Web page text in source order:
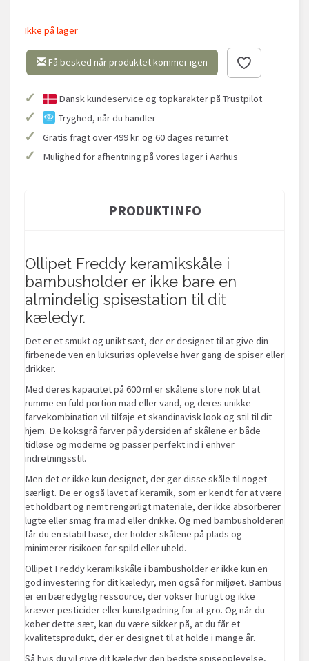
Ikke på lager
Få besked når produktet kommer igen
✓ Dansk kundeservice og topkarakter på Trustpilot
✓ Tryghed, når du handler
✓ Gratis fragt over 499 kr. og 60 dages returret
✓ Mulighed for afhentning på vores lager i Aarhus
PRODUKTINFO
Ollipet Freddy keramikskåle i
bambusholder er ikke bare en
almindelig spisestation til dit
kæledyr.
Det er et smukt og unikt sæt, der er designet til at give din
firbenede ven en luksuriøs oplevelse hver gang de spiser eller
drikker.
Med deres kapacitet på 600 ml er skålene store nok til at
rumme en fuld portion mad eller vand, og deres unikke
farvekombination vil tilføje et skandinavisk look og stil til dit
hjem. De koksgrå farver på ydersiden af skålene er både
tidløse og moderne og passer perfekt ind i enhver
indretningsstil.
Men det er ikke kun designet, der gør disse skåle til noget
særligt. De er også lavet af keramik, som er kendt for at være
et holdbart og nemt rengørligt materiale, der ikke absorberer
lugte eller smag fra mad eller drikke. Og med bambusholderen
får du en stabil base, der holder skålene på plads og
minimerer risikoen for spild eller uheld.
Ollipet Freddy keramikskåle i bambusholder er ikke kun en
god investering for dit kæledyr, men også for miljøet. Bambus
er en bæredygtig ressource, der vokser hurtigt og ikke
kræver pesticider eller kunstgødning for at gro. Og når du
køber dette sæt, kan du være sikker på, at du får et
kvalitetsprodukt, der er designet til at holde i mange år.
Så hvis du vil give dit kæledyr den bedste spiseoplevelse,